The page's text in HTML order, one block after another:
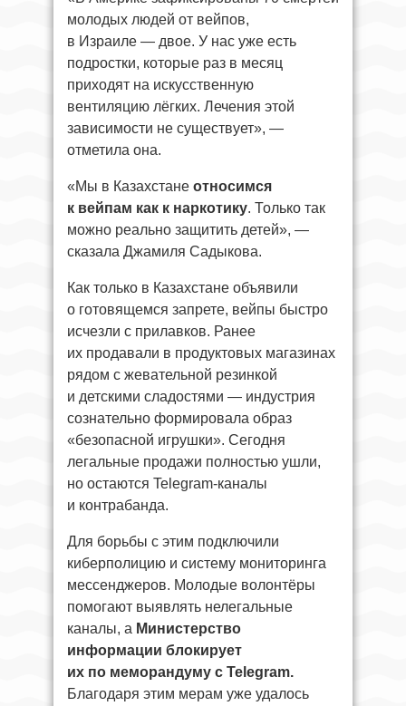
молодых людей от вейпов,
в Израиле — двое. У нас уже есть
подростки, которые раз в месяц
приходят на искусственную
вентиляцию лёгких. Лечения этой
зависимости не существует», —
отметила она.
«Мы в Казахстане относимся
к вейпам как к наркотику. Только так
можно реально защитить детей», —
сказала Джамиля Садыкова.
Как только в Казахстане объявили
о готовящемся запрете, вейпы быстро
исчезли с прилавков. Ранее
их продавали в продуктовых магазинах
рядом с жевательной резинкой
и детскими сладостями — индустрия
сознательно формировала образ
«безопасной игрушки». Сегодня
легальные продажи полностью ушли,
но остаются Telegram-каналы
и контрабанда.
Для борьбы с этим подключили
киберполицию и систему мониторинга
мессенджеров. Молодые волонтёры
помогают выявлять нелегальные
каналы, а Министерство
информации блокирует
их по меморандуму с Telegram.
Благодаря этим мерам уже удалось